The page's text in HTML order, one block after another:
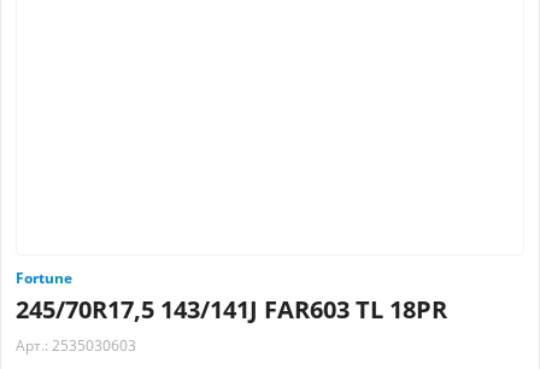
Fortune
245/70R17,5 143/141J FAR603 TL 18PR
Арт.: 2535030603